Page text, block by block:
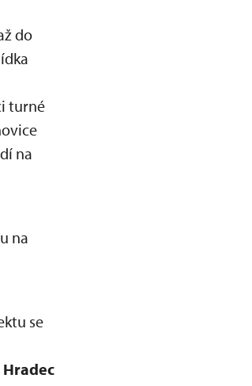
do
turné
na
na
se